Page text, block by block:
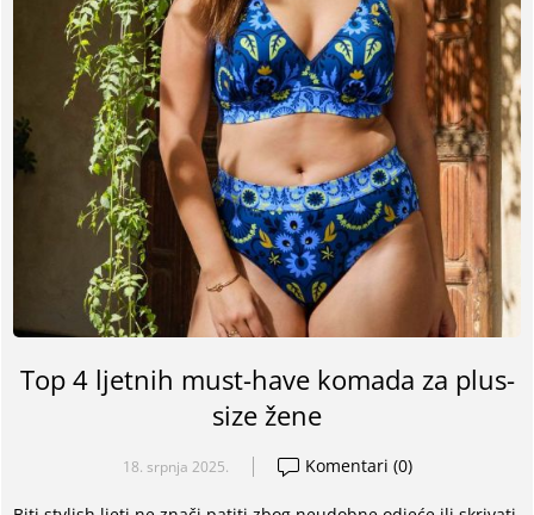
Top 4 ljetnih must-have komada za plus-
size žene
18. srpnja 2025. Komentari (0)